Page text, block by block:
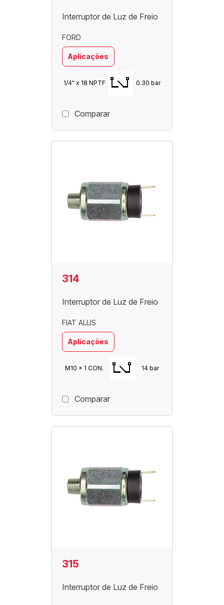
Interruptor de Luz de Freio
FORD
Aplicações
1/4" x 18 NPTF 0.30 bar
Comparar
314
Interruptor de Luz de Freio
FIAT ALLIS
Aplicações
M10 x 1 CON. 14 bar
Comparar
315
Interruptor de Luz de Freio